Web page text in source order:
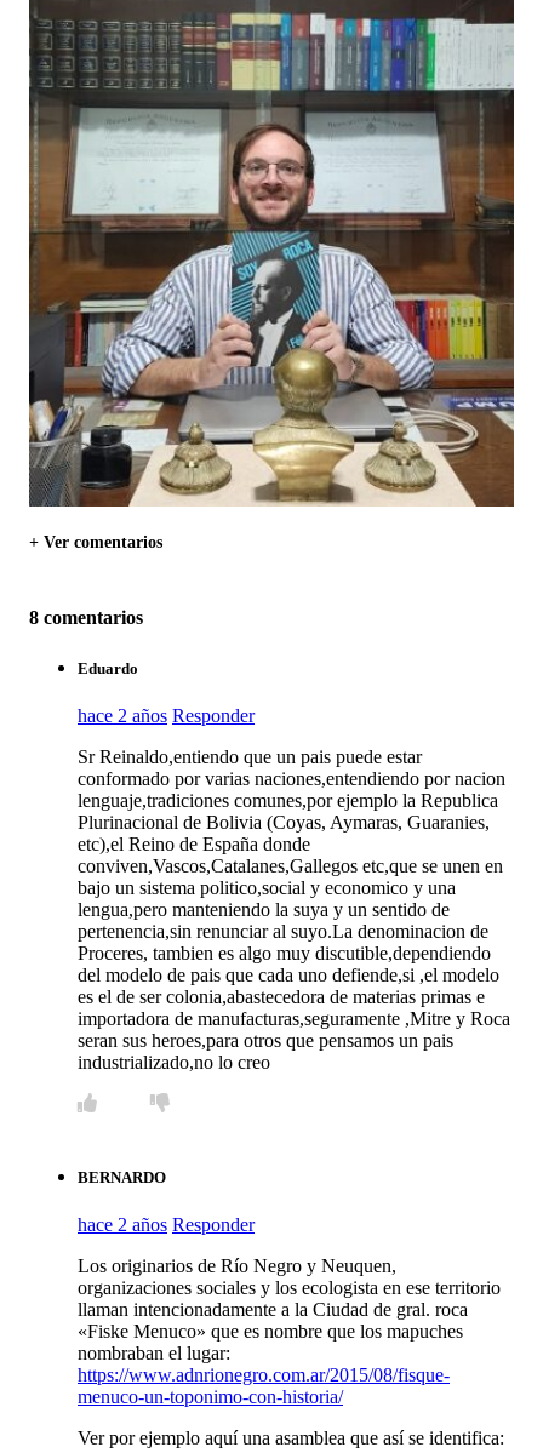
+ Ver comentarios
8 comentarios
Eduardo
hace 2 años Responder
Sr Reinaldo,entiendo que un pais puede estar
conformado por varias naciones,entendiendo por nacion
lenguaje,tradiciones comunes,por ejemplo la Republica
Plurinacional de Bolivia (Coyas, Aymaras, Guaranies,
etc),el Reino de España donde
conviven,Vascos,Catalanes,Gallegos etc,que se unen en
bajo un sistema politico,social y economico y una
lengua,pero manteniendo la suya y un sentido de
pertenencia,sin renunciar al suyo.La denominacion de
Proceres, tambien es algo muy discutible,dependiendo
del modelo de pais que cada uno defiende,si ,el modelo
es el de ser colonia,abastecedora de materias primas e
importadora de manufacturas,seguramente ,Mitre y Roca
seran sus heroes,para otros que pensamos un pais
industrializado,no lo creo
BERNARDO
hace 2 años Responder
Los originarios de Río Negro y Neuquen,
organizaciones sociales y los ecologista en ese territorio
llaman intencionadamente a la Ciudad de gral. roca
«Fiske Menuco» que es nombre que los mapuches
nombraban el lugar:
https://www.adnrionegro.com.ar/2015/08/fisque-
menuco-un-toponimo-con-historia/
Ver por ejemplo aquí una asamblea que así se identifica: